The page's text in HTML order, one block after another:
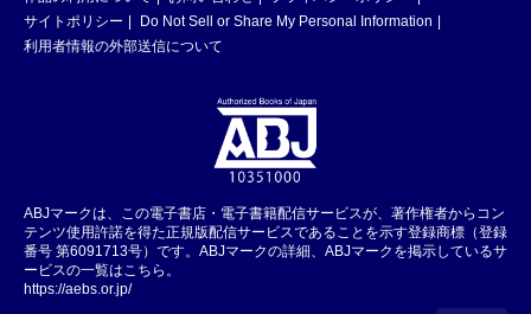
サイトポリシー
Do Not Sell or Share My Personal Information
利用者情報の外部送信について
ABJマークは、この電子書店・電子書籍配信サービスが、著作権者からコン
テンツ使用許諾を得た正規版配信サービスであることを示す登録商標（登録
番号 第6091713号）です。ABJマークの詳細、ABJマークを掲示しているサ
ービスの一覧はこちら。
https://aebs.or.jp/